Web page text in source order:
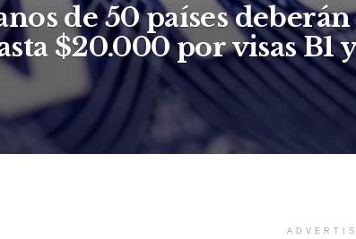
de 50 países deberán
$20.000 por visas B1 y